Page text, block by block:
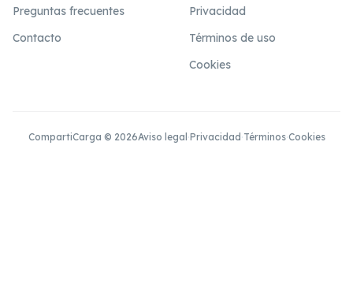
Preguntas frecuentes
Contacto
Privacidad
Términos de uso
Cookies
CompartiCarga © 2026Aviso legal ·Privacidad ·Términos·Cookies